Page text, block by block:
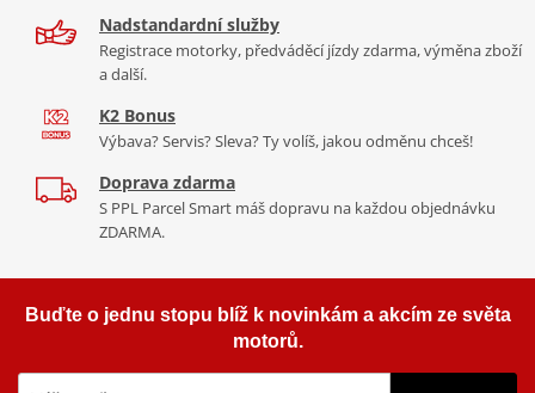
Nadstandardní služby
Registrace motorky, předváděcí jízdy zdarma, výměna zboží
a další.
K2 Bonus
Výbava? Servis? Sleva? Ty volíš, jakou odměnu chceš!
Doprava zdarma
S PPL Parcel Smart máš dopravu na každou objednávku
ZDARMA.
Buďte o jednu stopu blíž k novinkám a akcím ze světa
motorů.